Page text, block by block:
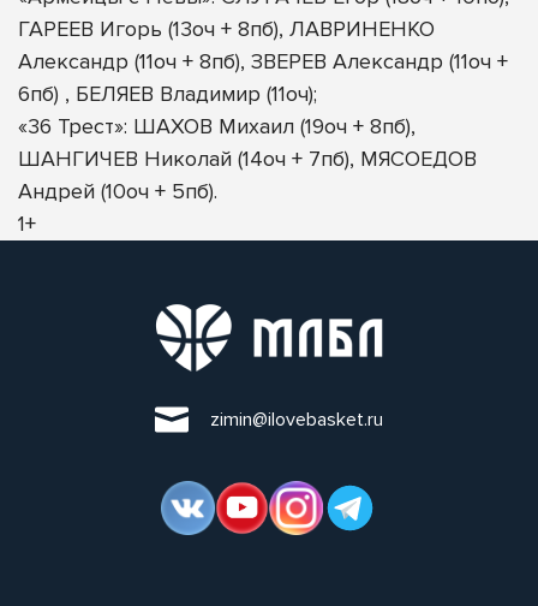
ГАРЕЕВ Игорь (13оч + 8пб), ЛАВРИНЕНКО
Александр (11оч + 8пб), ЗВЕРЕВ Александр (11оч +
6пб) , БЕЛЯЕВ Владимир (11оч);
«36 Трест»: ШАХОВ Михаил (19оч + 8пб),
ШАНГИЧЕВ Николай (14оч + 7пб), МЯСОЕДОВ
Андрей (10оч + 5пб).
1+
zimin@ilovebasket.ru